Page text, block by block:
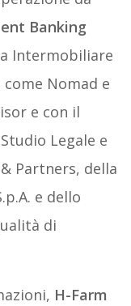
Banking
Intermobiliare
Nomad e
e con il
Legale e
Partners, della
e dello
di
H-Farm